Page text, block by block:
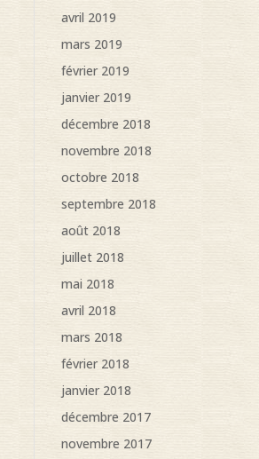
avril 2019
mars 2019
février 2019
janvier 2019
décembre 2018
novembre 2018
octobre 2018
septembre 2018
août 2018
juillet 2018
mai 2018
avril 2018
mars 2018
février 2018
janvier 2018
décembre 2017
novembre 2017